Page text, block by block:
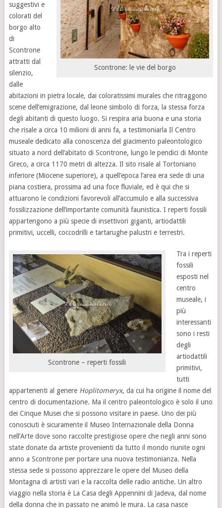
Scontrone: le vie del borgo
suggestivi e
colorati del
borgo alto
di
Scontrone
attratti dal
silenzio,
dalle
abitazioni in pietra locale, dai coloratissimi murales che ritraggono
scene dell’emigrazione, dal leone simbolo di forza, la stessa forza
degli abitanti di questo luogo. Si respira aria buona e una storia
che risale a circa 10 milioni di anni fa, a testimoniarla Il Centro
museale dedicato alla conoscenza del giacimento paleontologico
situato a nord dell’abitato di Scontrone, lungo le pendici di Monte
Greco, a circa 1170 metri di altezza. Il sito risale al Tortoniano
inferiore (Miocene superiore), a quell’epoca l’area era sede di una
piana costiera, prossima ad una foce fluviale, ed è qui che si
attuarono le condizioni favorevoli all’accumulo e alla successiva
fossilizzazione dell’importante comunità faunistica. I reperti fossili
appartengono a più specie di insettivori giganti, artiodattili
primitivi, uccelli, coccodrilli e tartarughe palustri e terrestri.
Scontrone – reperti fossili
Tra i reperti
fossili
esposti nel
centro
museale, i
più
interessanti
sono i resti
degli
artiodattili
primitivi,
tutti
appartenenti al genere Hoplitomeryx, da cui ha origine il nome del
centro di documentazione. Ma il centro paleontologico è solo il uno
dei Cinque Musei che si possono visitare in paese. Uno dei più
conosciuti è sicuramente il Museo Internazionale della Donna
nell’Arte dove sono raccolte prestigiose opere che negli anni sono
state donate da artiste provenienti da tutto il mondo riunite ogni
anno a Scontrone per portare una nuova testimonianza. Nella
stessa sede si possono apprezzare le opere del Museo della
Montagna di artisti vari e la raccolta delle radio antiche. Un altro
viaggio nella storia è La Casa degli Appennini di Jadeva, dal nome
della donna che in passato ne animò le mura. La casa nasce